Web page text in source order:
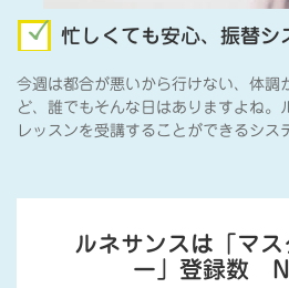
忙しくても安心、振替シ
今週は都合が悪いから行けない、体調
ど、誰でもそんな日はありますよね。
レッスンを受講することができるシス
ルネサンスは「マ
ー」登録数